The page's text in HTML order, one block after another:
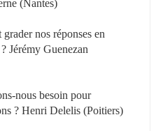
(Nantes)
nos réponses en
Jérémy Guenezan
nous besoin pour
? Henri Delelis (Poitiers)